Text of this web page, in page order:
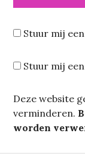
Stuur mij
Stuur mij
Deze website
verminderen.
worden